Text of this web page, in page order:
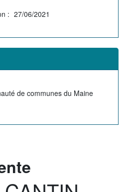
27/06/2021
de communes du Maine